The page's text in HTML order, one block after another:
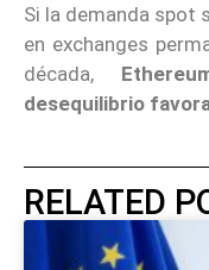
Si la demanda spot
en exchanges
década,
desequilibrio
RELATED